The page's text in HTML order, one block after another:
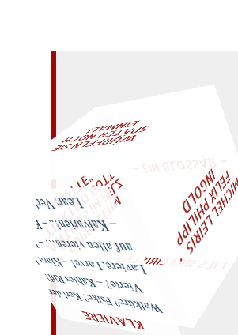
„
S
U
P
P
E
L
E
H
M
A
N
T
I
K
E
S
I
M
P
E
L
Z
T
I
C
K
T
E
O
G
O
T
T
L
O
T
T
E
"
KLAVIERE
Walküre? Falke? Karl der
Vierte? – Kahles Riff!
Laviere, Larve! – Klara lief
auf allen vieren… – Love? – Kalvarien!.. – Klar, rief
Lear: Verlieren! M
I
C
H
E
L
L
E
I
R
I
S
・
F
E
L
I
X
P
H
I
L
I
P
P
I
N
G
O
L
D
LIES SIR LEIRIS LEIS
W
ÜRFELN SIE
SPÄTER NOCH
EIN
M
A
L!